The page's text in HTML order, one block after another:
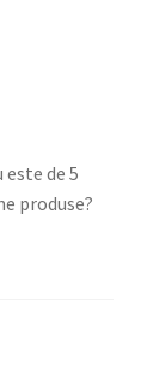
de 5
produse?